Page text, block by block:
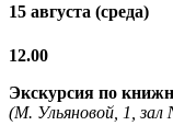
15 августа (среда)
12.00
Экскурсия по
(М. Ульяновой, 1,